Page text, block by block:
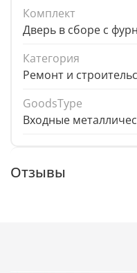
Комплект
Дверь в сборе с
Категория
Ремонт и
GoodsType
Входные
Отзывы